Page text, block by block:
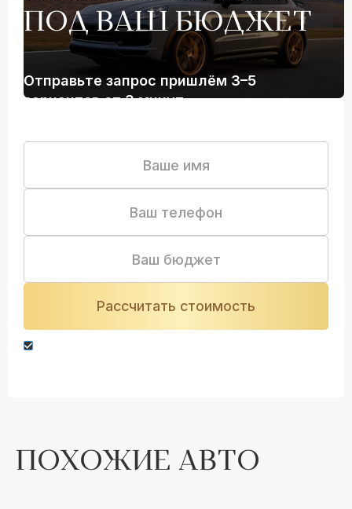
ПОД ВАШ БЮДЖЕТ
Отправьте запрос пришлём 3–5
вариантов от 3 минут
ПОХОЖИЕ АВТО